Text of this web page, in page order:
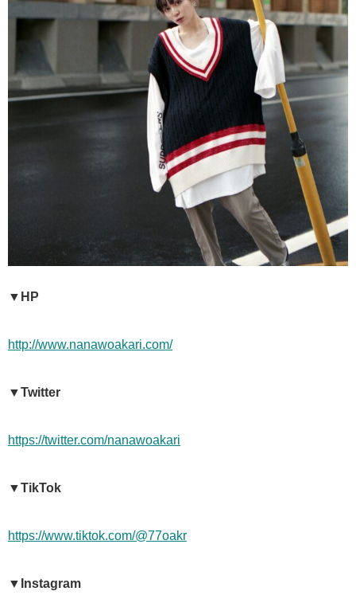
▼HP
http://www.nanawoakari.com/
▼Twitter
https://twitter.com/nanawoakari
▼TikTok
https://www.tiktok.com/@77oakr
▼Instagram